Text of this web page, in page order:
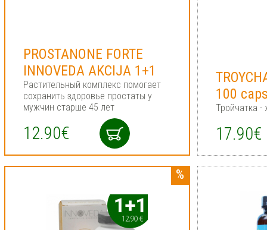
PROSTANONE FORTE
INNOVEDA AKCIJA 1+1
Растительный комплекс помогает
сохранить здоровье простаты у
мужчин старше 45 лет
12.90€
100
Тройчатка -
17.90€